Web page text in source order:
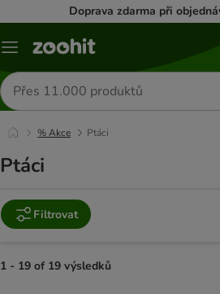
Doprava zdarma při
Menu
Hledat
produkty
% Akce Ptáci
Ptáci
Filtrovat
1 - 19 of 19 výsledků